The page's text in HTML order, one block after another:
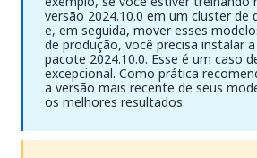
versão 2024.10.0 em um cluster de
e, em seguida, mover esses
de produção, você precisa instalar
pacote 2024.10.0. Esse é um caso
excepcional. Como prática
a versão mais recente de seus
os melhores resultados.